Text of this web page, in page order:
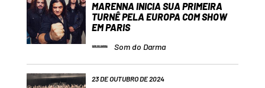
MARENNA INICIA SUA PRIMEIRA
TURNÊ PELA EUROPA COM SHOW
EM PARIS
Som do Darma
23 DE OUTUBRO DE 2024